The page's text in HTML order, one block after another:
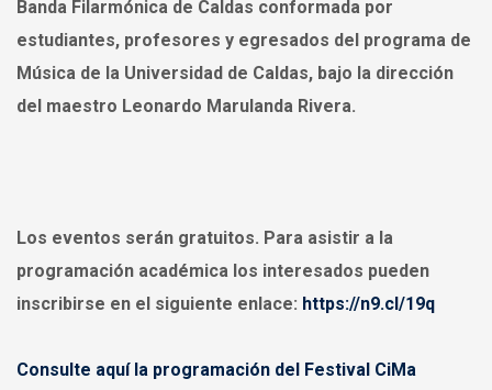
Banda Filarmónica de Caldas conformada por
estudiantes, profesores y egresados del programa de
Música de la Universidad de Caldas, bajo la dirección
del maestro Leonardo Marulanda Rivera.
Los eventos serán gratuitos. Para asistir a la
programación académica los interesados pueden
inscribirse en el siguiente enlace: https://n9.cl/19q
Consulte aquí la programación del Festival CiMa